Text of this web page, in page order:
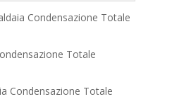
Condensazione Totale
Totale
Condensazione Totale